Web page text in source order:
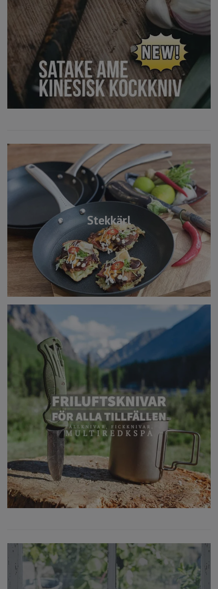
Stekkärl